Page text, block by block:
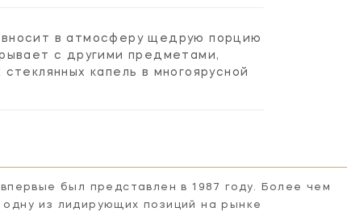
в атмосферу щедрую порцию
с другими предметами,
капель в многоярусной
был представлен в 1987 году. Более чем
из лидирующих позиций на рынке